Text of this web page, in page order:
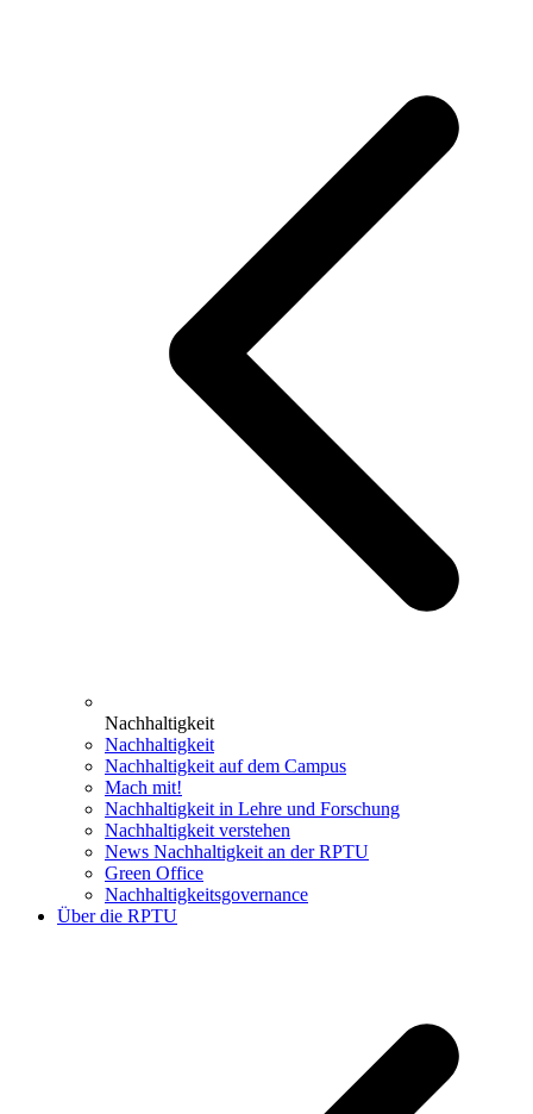
Nachhaltigkeit
Nachhaltigkeit
Nachhaltigkeit auf dem Campus
Mach mit!
Nachhaltigkeit in Lehre und Forschung
Nachhaltigkeit verstehen
News Nachhaltigkeit an der RPTU
Green Office
Nachhaltigkeitsgovernance
Über die RPTU